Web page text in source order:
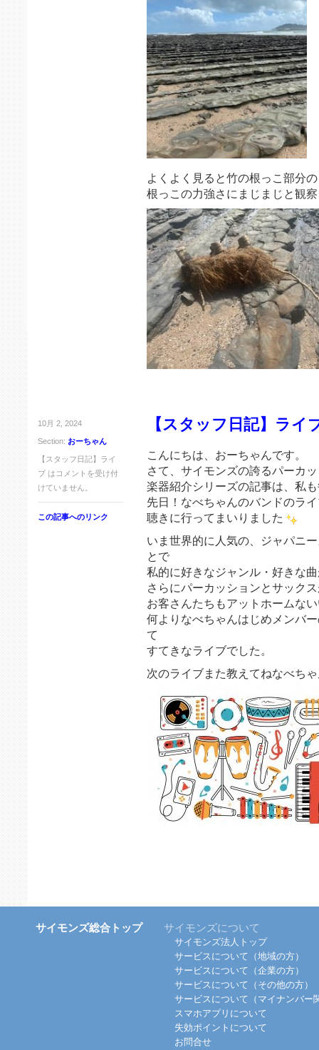
よくよく見ると竹の根っこ部分
根っこの力強さにまじまじと観
10月 2, 2024
Section: おーちゃん
【スタッフ日記】ライ
ブ は コメントを受け付
けていません。
この記事へのリンク
【スタッフ日記】ライ
こんにちは、おーちゃんです。
さて、サイモンズの誇るパーカ
楽器紹介シリーズの記事は、私
先日！なべちゃんのバンドのラ
聴きに行ってまいりました
いま世界的に人気の、ジャパニ
とで
私的に好きなジャンル・好きな
さらにパーカッションとサック
お客さんたちもアットホームな
何よりなべちゃんはじめメンバ
て
すてきなライブでした。
次のライブまた教えてねなべち
サイモンズ総合トップ サイモンズについて
サイモンズ法人トップ
サービスについて（地域の方）
サービスについて（企業の方）
サービスについて（その他の方）
サービスについて（マイナンバー
スマホアプリについて
失効ポイントについて
お問合せ